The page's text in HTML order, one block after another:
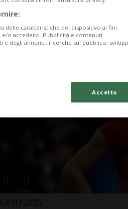
BERNARDINO (GR)
pista con
sport
2025
delle caratteristiche del dispositivo ai fini
o accedervi. Pubblicità e contenuti
degli annunci, ricerche sul pubblico,
Accetto